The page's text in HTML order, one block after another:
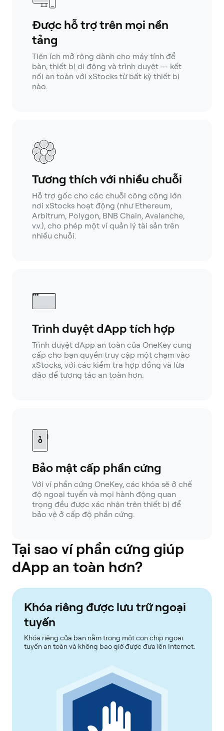
Được hỗ trợ trên mọi nền
tảng
Tiện ích mở rộng dành cho máy tính để
bàn, thiết bị di động và trình duyệt — kết
nối an toàn với xStocks từ bất kỳ thiết bị
nào.
Tương thích với nhiều chuỗi
Hỗ trợ gốc cho các chuỗi công cộng lớn
nơi xStocks hoạt động (như Ethereum,
Arbitrum, Polygon, BNB Chain, Avalanche,
v.v.), cho phép một ví quản lý tài sản trên
nhiều chuỗi.
Trình duyệt dApp tích hợp
Trình duyệt dApp an toàn của OneKey cung
cấp cho bạn quyền truy cập một chạm vào
xStocks, với các kiểm tra hợp đồng và lừa
đảo để tương tác an toàn hơn.
Bảo mật cấp phần cứng
Với ví phần cứng OneKey, các khóa sẽ ở chế
độ ngoại tuyến và mọi hành động quan
trọng đều được xác nhận trên thiết bị để
bảo vệ ở cấp độ phần cứng.
Tại sao ví phần cứng giúp
dApp an toàn hơn?
Khóa riêng được lưu trữ ngoại
tuyến
Khóa riêng của bạn nằm trong một con chip ngoại
tuyến an toàn và không bao giờ được đưa lên Internet.